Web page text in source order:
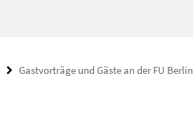
Gastvorträge und Gäste an der FU Berlin